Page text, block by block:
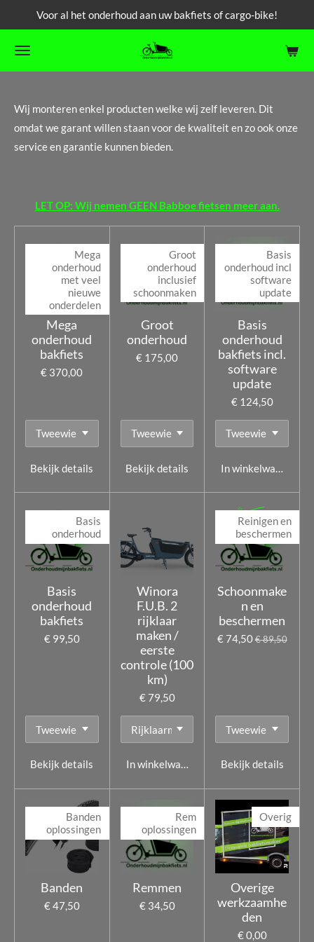
naar
de
Voor al het onderhoud aan uw bakfiets of cargo-bike!
Wij monteren enkel producten welke wij zelf leveren. Dit
omdat we garant willen staan voor de kwaliteit en zo ook onze
service en garantie kunnen bieden.
LET OP: Wij nemen GEEN Babboe fietsen meer aan.
Mega
onderhoud
met veel
nieuwe
onderdelen
Mega
onderhoud
bakfiets
€ 370,00
Bekijk details
Groot
onderhoud
inclusief
schoonmaken
Groot
onderhoud
€ 175,00
Bekijk details
Basis
onderhoud incl
software
update
Basis
onderhoud
bakfiets incl.
software
update
€ 124,50
In winkelwagen
Basis
onderhoud
Basis
onderhoud
bakfiets
€ 99,50
Bekijk details
Winora
F.U.B. 2
rijklaar
maken /
eerste
controle (100
km)
€ 79,50
In winkelwagen
Reinigen en
beschermen
Schoonmake
n en
beschermen
€ 74,50€ 89,50
Bekijk details
Banden
oplossingen
Banden
€ 47,50
Rem
oplossingen
Remmen
€ 34,50
Overig
Overige
werkzaamhe
den
€ 0,00